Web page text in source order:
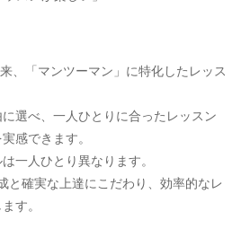
、「マンツーマン」に特化したレッス
選べ、一人ひとりに合ったレッスン
感できます。
一人ひとり異なります。
と確実な上達にこだわり、効率的なレ
す。